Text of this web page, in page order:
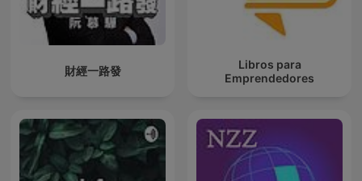
財經一路發
Libros para
Emprendedores